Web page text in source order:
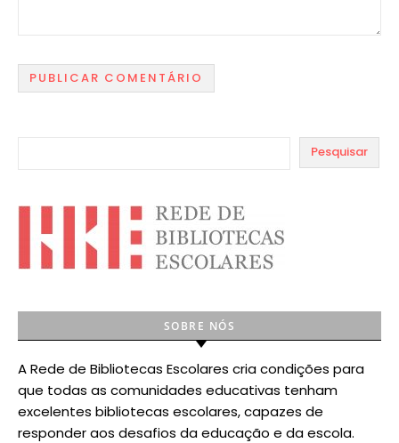
Pesquisar
SOBRE NÓS
A Rede de Bibliotecas Escolares cria condições para
que todas as comunidades educativas tenham
excelentes bibliotecas escolares, capazes de
responder aos desafios da educação e da escola.